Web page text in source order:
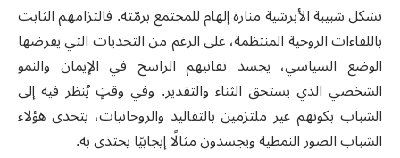
تشكل شبيبة الأبرشية منارة إلهام للمجتمع برمّته. فالتزامهم الثابت
باللقاءات الروحية المنتظمة، على الرغم من التحديات التي يفرضها
الوضع السياسي، يجسد تفانيهم الراسخ في الإيمان والنمو
الشخصي الذي يستحق الثناء والتقدير. وفي وقتٍ يُنظر فيه إلى
الشباب بكونهم غير ملتزمين بالتقاليد والروحانيات، يتحدى هؤلاء
الشباب الصور النمطية ويجسدون مثالًا إيجابيًا يحتذى به.